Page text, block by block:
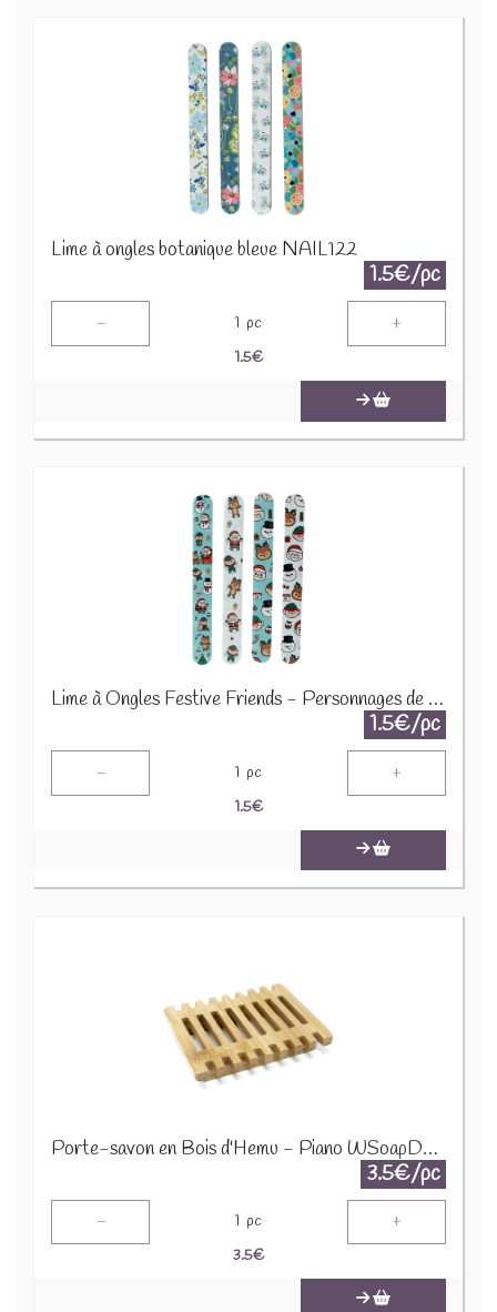
Lime à ongles botanique bleue NAIL122
1.5€/pc
- 1 pc +
1.5€
Lime à Ongles Festive Friends - Personnages de Noël - XNAIL129
1.5€/pc
- 1 pc +
1.5€
Porte-savon en Bois d'Hemu - Piano WSoapD-14
3.5€/pc
- 1 pc +
3.5€